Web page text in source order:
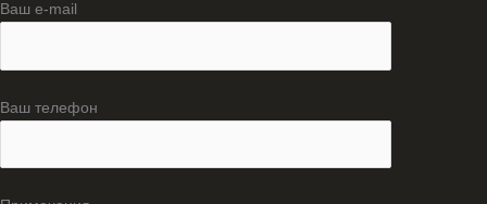
Ваш e-mail
Ваш телефон